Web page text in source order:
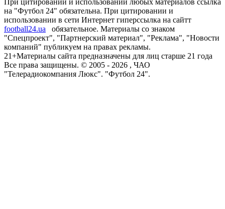
При цитировании и использовании любых материалов ссылка
на "Футбол 24" обязательна. При цитировании и
использовании в сети Интернет гиперссылка на сайтт
football24.ua
обязательное. Материалы со знаком
"Спецпроект", "Партнерский материал", "Реклама", "Новости
компаний" публикуем на правах рекламы.
21+Материалы сайта предназначены для лиц старше 21 года
Все права защищены. © 2005 - 2026 , ЧАО
"Телерадиокомпания Люкс". "Футбол 24".